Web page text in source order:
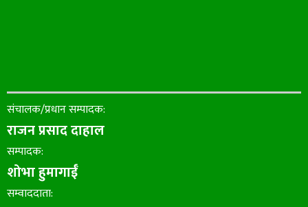
संचालक/प्रधान सम्पादक:
राजन प्रसाद दाहाल
सम्पादक:
शोभा हुमागाईँ
सम्वाददाता: